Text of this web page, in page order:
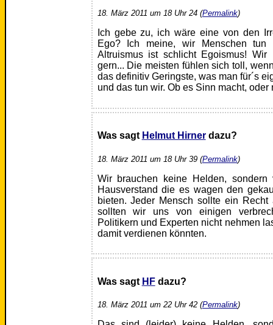
18. März 2011 um 18 Uhr 24 (Permalink)
Ich gebe zu, ich wäre eine von den
Ego? Ich meine, wir Menschen
Altruismus ist schlicht Egoismus!
gern... Die meisten fühlen sich toll,
das definitiv Geringste, was man für´s
und das tun wir. Ob es Sinn macht, oder
Was sagt Helmut Hirnerdazu?
18. März 2011 um 18 Uhr 39 (Permalink)
Wir brauchen keine Helden, sondern
Hausverstand die es wagen den
bieten. Jeder Mensch sollte ein
sollten wir uns von einigen
Politikern und Experten nicht nehmen
damit verdienen könnten.
Was sagt HFdazu?
18. März 2011 um 22 Uhr 42 (Permalink)